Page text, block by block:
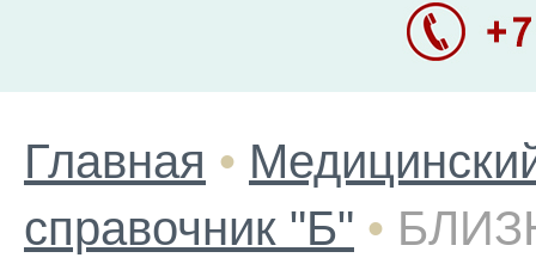
Главная •
справочник "Б" •